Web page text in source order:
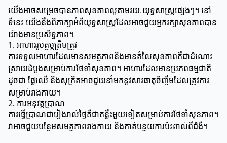
យើងអាចសម្រេចបានភាពសុខភាពល្អតាមរយៈយុទ្ធសាស្ត្រផ្សេងៗ។ នៅ
ទីនេះ យើងនឹងពិភាក្សាអំពីយុទ្ធសាស្ត្រដែលអាចជួយអ្នករក្សាសុខភាពបាន
យ៉ាងមានប្រសិទ្ធភាព។
1. អាហាររូបត្ថម្ភត្រឹមត្រូវ
ការទទួលអាហារដែលមានសមត្ថភាពនិងមានតំលៃសុខភាពគឺជាដំណោះ
ស្រាយដំបូងសម្រាប់ការថែទាំសុខភាព។ អាហារដែលមានប្រភពធម្មជាតិ
ដូចជា ផ្លែឈើ និងសុក្រិតអាចជួយនាំមកនូវសារធាតុចិញ្ចឹមដែលត្រូវការ
សម្រាប់រាងកាយ។
2. ការអនុវត្តប្រាណ
ការធ្វើប្រាណជារៀងរាល់ថ្ងៃគឺជាគន្លឹះមួយទៀតសម្រាប់ការថែទាំសុខភាព។
វាអាចជួយបន្ថែមសមត្ថភាពរាងកាយ និងកាត់បន្ថយការប៉ះពាល់ពីជំងឺ។